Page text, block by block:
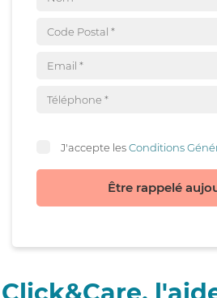
J'accepte lesConditions
Être rappelé